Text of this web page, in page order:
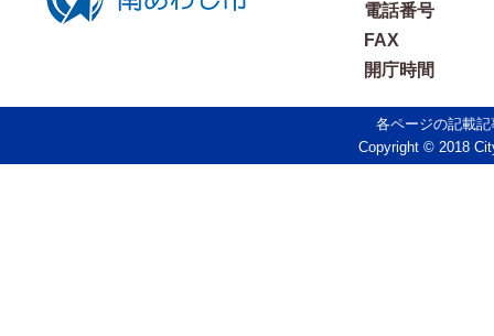
電話番号
FAX
開庁時間
各ページの記載
Copyright © 2018